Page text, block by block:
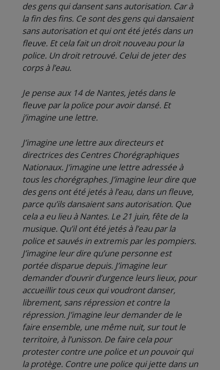
des gens qui dansent sans autorisation. Car à
la fin des fins. Ce sont des gens qui dansaient
sans autorisation et qui ont été jetés dans un
fleuve. Et cela fait un droit nouveau pour la
police. Un droit retrouvé. Celui de jeter des
corps à l’eau.
Je pense aux 14 de Nantes, jetés dans le
fleuve par la police pour avoir dansé. Et
j’imagine une lettre.
J’imagine une lettre aux directeurs et
directrices des Centres Chorégraphiques
Nationaux. J’imagine une lettre adressée à
tous les chorégraphes. J’imagine leur dire que
des gens ont été jetés à l’eau, dans un fleuve,
parce qu’ils dansaient sans autorisation. Que
cela a eu lieu à Nantes. Le 21 juin, fête de la
musique. Qu’il ont été jetés à l’eau par la
police et sauvés in extremis par les pompiers.
J’imagine leur dire qu’une personne est
portée disparue depuis. J’imagine leur
demander d’ouvrir d’urgence leurs lieux, pour
accueillir tous ceux qui voudront danser,
librement, sans répression et contre la
répression. J’imagine leur demander de le
faire ensemble, une même nuit, sur tout le
territoire, à l’unisson. De faire cela pour
protester contre une police et un pouvoir qui
la protège. Contre une police qui jette dans un